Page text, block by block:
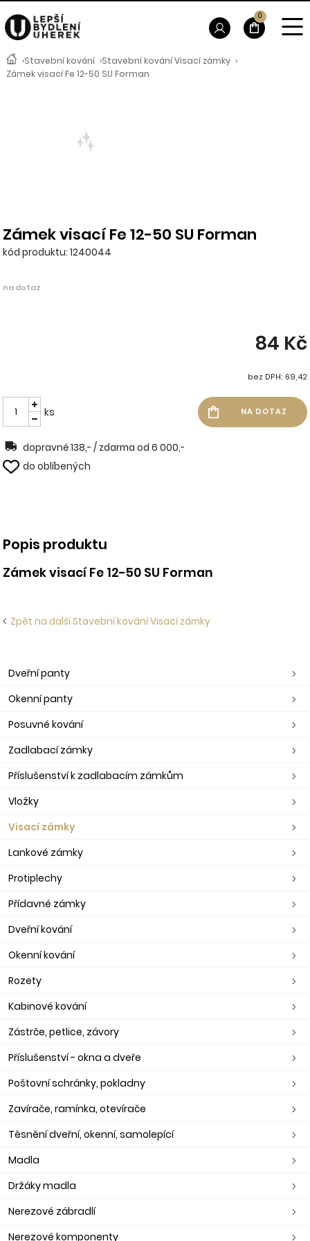
›Stavební kování ›Stavební kování Visací zámky ›
Zámek visací Fe 12-50 SU Forman
Zámek visací Fe 12-50 SU Forman
kód produktu: 1240044
na dotaz
84 Kč
bez DPH: 69,42
ks
dopravné 138,- / zdarma od 6 000,-
do oblíbených
Popis produktu
Zámek visací Fe 12-50 SU Forman
Zpět na další Stavební kování Visací zámky
Dveřní panty
Okenní panty
Posuvné kování
Zadlabací zámky
Příslušenství k zadlabacím zámkům
Vložky
Visací zámky
Lankové zámky
Protiplechy
Přídavné zámky
Dveřní kování
Okenní kování
Rozety
Kabinové kování
Zástrče, petlice, závory
Příslušenství - okna a dveře
Poštovní schránky, pokladny
Zavírače, ramínka, otevírače
Těsnění dveřní, okenní, samolepící
Madla
Držáky madla
Nerezové zábradlí
Nerezové komponenty
0